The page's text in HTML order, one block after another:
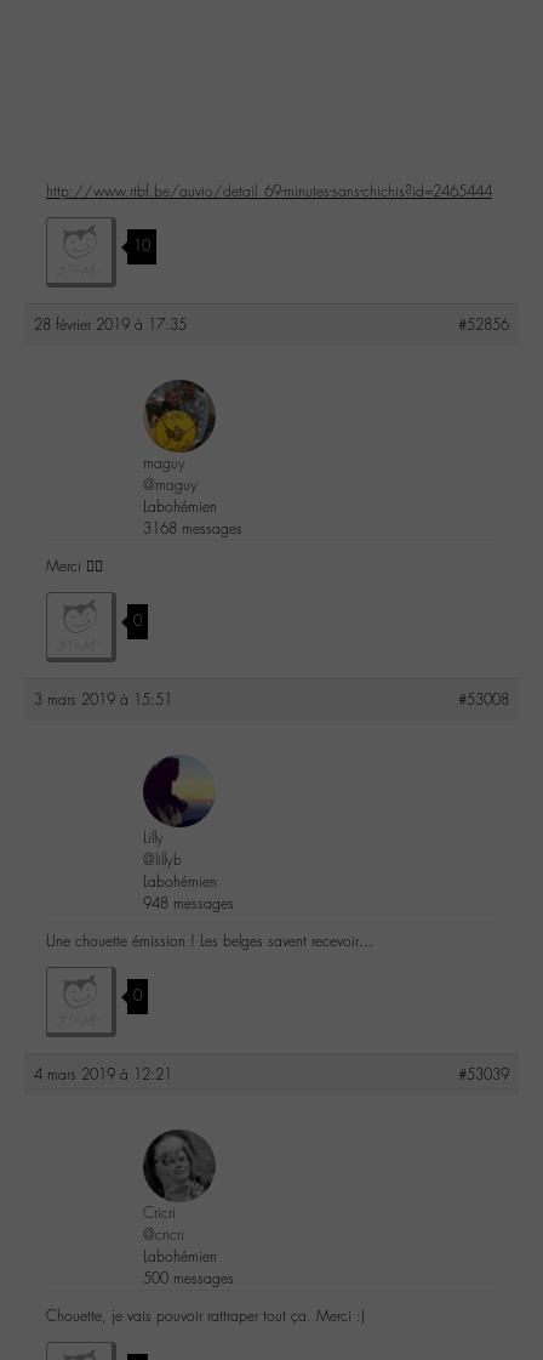
http://www.rtbf.be/auvio/detail_69-minutes-sans-chichis?id=2465444
10
28 février 2019 à 17:35 #52856
maguy
@maguy
Labohémien
3168 messages
Merci 👍🏻
0
3 mars 2019 à 15:51 #53008
Lilly
@lillyb
Labohémien
948 messages
Une chouette émission ! Les belges savent recevoir…
0
4 mars 2019 à 12:21 #53039
Cricri
@cricri
Labohémien
500 messages
Chouette, je vais pouvoir rattraper tout ça. Merci :)